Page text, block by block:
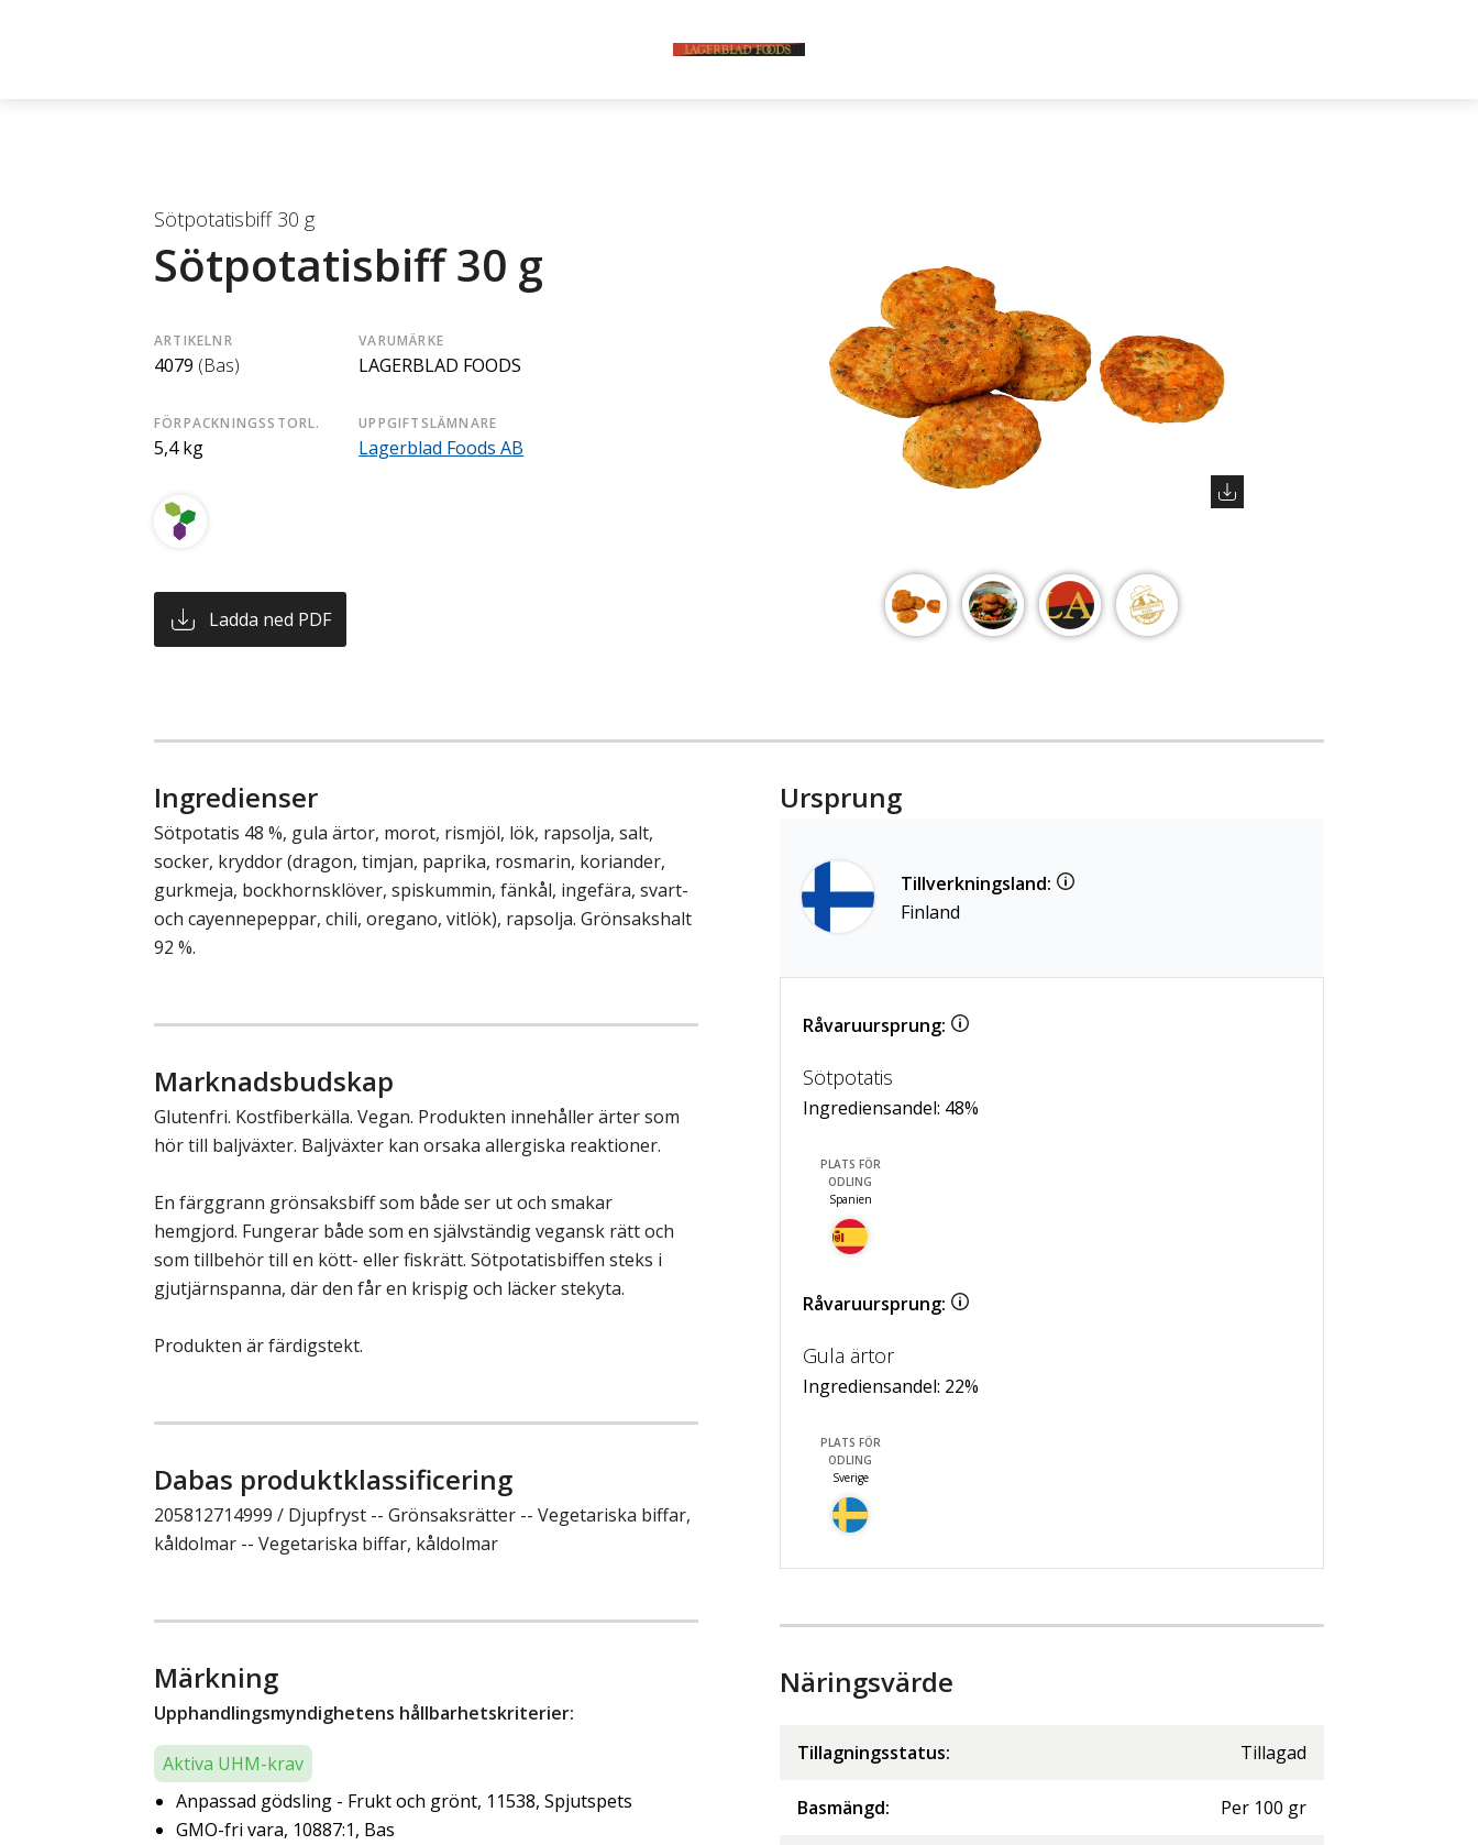
Sötpotatisbiff 30 g
Sötpotatisbiff 30 g
ARTIKELNR
4079 (Bas)
VARUMÄRKE
LAGERBLAD FOODS
FÖRPACKNINGSSTORL.
5,4 kg
UPPGIFTSLÄMNARE
Lagerblad Foods AB
Ladda ned PDF
Ingredienser
Sötpotatis 48 %, gula ärtor, morot, rismjöl, lök, rapsolja, salt,
socker, kryddor (dragon, timjan, paprika, rosmarin, koriander,
gurkmeja, bockhornsklöver, spiskummin, fänkål, ingefära, svart-
och cayennepeppar, chili, oregano, vitlök), rapsolja. Grönsakshalt
92 %.
Marknadsbudskap
Glutenfri. Kostfiberkälla. Vegan. Produkten innehåller ärter som
hör till baljväxter. Baljväxter kan orsaka allergiska reaktioner.
En färggrann grönsaksbiff som både ser ut och smakar
hemgjord. Fungerar både som en självständig vegansk rätt och
som tillbehör till en kött- eller fiskrätt. Sötpotatisbiffen steks i
gjutjärnspanna, där den får en krispig och läcker stekyta.
Produkten är färdigstekt.
Dabas produktklassificering
205812714999 / Djupfryst -- Grönsaksrätter -- Vegetariska biffar,
kåldolmar -- Vegetariska biffar, kåldolmar
Märkning
Upphandlingsmyndighetens hållbarhetskriterier:
Aktiva UHM-krav
Anpassad gödsling - Frukt och grönt, 11538, Spjutspets
GMO-fri vara, 10887:1, Bas
Ursprung
Tillverkningsland:
Finland
Råvaruursprung:
Sötpotatis
Ingrediensandel: 48%
PLATS FÖR
ODLING
Spanien
Råvaruursprung:
Gula ärtor
Ingrediensandel: 22%
PLATS FÖR
ODLING
Sverige
Näringsvärde
Tillagningsstatus: Tillagad
Basmängd: Per 100 gr